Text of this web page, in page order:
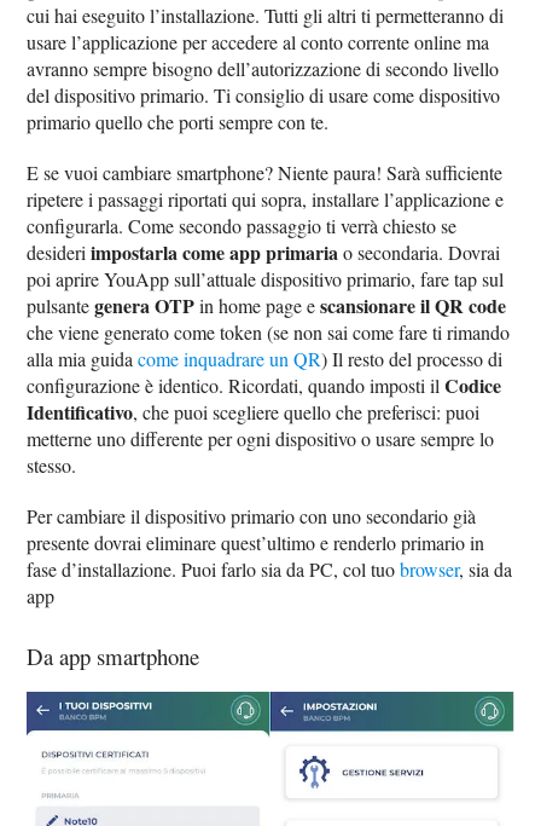
cui hai eseguito l’installazione. Tutti gli altri ti permetteranno di
usare l’applicazione per accedere al conto corrente online ma
avranno sempre bisogno dell’autorizzazione di secondo livello
del dispositivo primario. Ti consiglio di usare come dispositivo
primario quello che porti sempre con te.
E se vuoi cambiare smartphone? Niente paura! Sarà sufficiente
ripetere i passaggi riportati qui sopra, installare l’applicazione e
configurarla. Come secondo passaggio ti verrà chiesto se
desideriimpostarla come app primariao secondaria. Dovrai
poi aprire YouApp sull’attuale dispositivo primario, fare tap sul
pulsantegenera OTPin home page escansionare il QR code
che viene generato come token (se non sai come fare ti rimando
alla mia guidacome inquadrare un QR) Il resto del processo di
configurazione è identico. Ricordati, quando imposti ilCodice
Identificativo, che puoi scegliere quello che preferisci: puoi
metterne uno differente per ogni dispositivo o usare sempre lo
stesso.
Per cambiare il dispositivo primario con uno secondario già
presente dovrai eliminare quest’ultimo e renderlo primario in
fase d’installazione. Puoi farlo sia da PC, col tuobrowser, sia da
app
Da app smartphone